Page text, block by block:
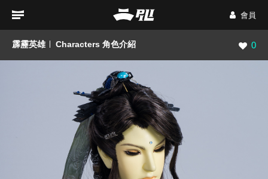
會員
霹靂英雄 Characters 角色介紹 瀏覽
0